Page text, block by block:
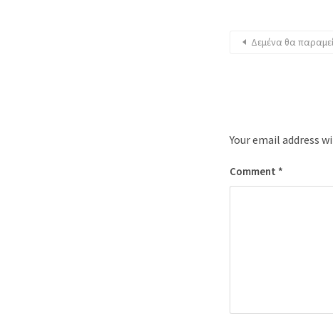
Δεμένα θα
Your email address
Comment *